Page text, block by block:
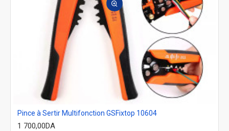
Pince à Sertir Multifonction GSFixtop 10604
1 700,00DA